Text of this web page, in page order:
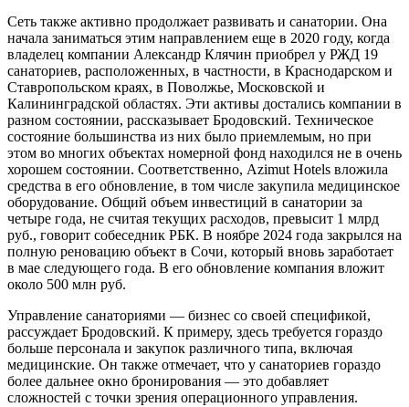
Сеть также активно продолжает развивать и санатории. Она
начала заниматься этим направлением еще в 2020 году, когда
владелец компании Александр Клячин приобрел у РЖД 19
санаториев, расположенных, в частности, в Краснодарском и
Ставропольском краях, в Поволжье, Московской и
Калининградской областях. Эти активы достались компании в
разном состоянии, рассказывает Бродовский. Техническое
состояние большинства из них было приемлемым, но при
этом во многих объектах номерной фонд находился не в очень
хорошем состоянии. Соответственно, Azimut Hotels вложила
средства в его обновление, в том числе закупила медицинское
оборудование. Общий объем инвестиций в санатории за
четыре года, не считая текущих расходов, превысит 1 млрд
руб., говорит собеседник РБК. В ноябре 2024 года закрылся на
полную реновацию объект в Сочи, который вновь заработает
в мае следующего года. В его обновление компания вложит
около 500 млн руб.
Управление санаториями — бизнес со своей спецификой,
рассуждает Бродовский. К примеру, здесь требуется гораздо
больше персонала и закупок различного типа, включая
медицинские. Он также отмечает, что у санаториев гораздо
более дальнее окно бронирования — это добавляет
сложностей с точки зрения операционного управления.